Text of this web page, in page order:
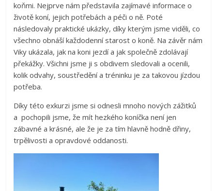
koňmi. Nejprve nám představila zajímavé informace o
životě koní, jejich potřebách a péči o ně. Poté
následovaly praktické ukázky, díky kterým jsme viděli, co
všechno obnáší každodenní starost o koně. Na závěr nám
Viky ukázala, jak na koni jezdí a jak společně zdolávají
překážky. Všichni jsme ji s obdivem sledovali a ocenili,
kolik odvahy, soustředění a tréninku je za takovou jízdou
potřeba.
Díky této exkurzi jsme si odnesli mnoho nových zážitků
a pochopili jsme, že mít hezkého koníčka není jen
zábavné a krásné, ale že je za tím hlavně hodně dřiny,
trpělivosti a opravdové oddanosti.